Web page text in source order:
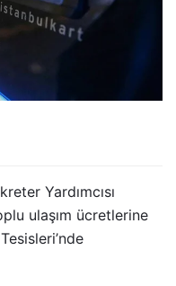
Yardımcısı
ulaşım ücretlerine